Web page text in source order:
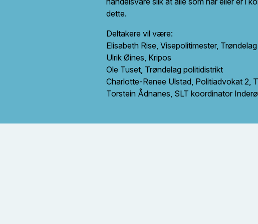
dette.
Deltakere vil være:
Elisabeth Rise, Visepolitimester,
Ulrik Øines, Kripos
Ole Tuset, Trøndelag politidistrikt
Charlotte-Renee Ulstad, Politiadvokat 2,
Torstein Ådnanes, SLT koordinator